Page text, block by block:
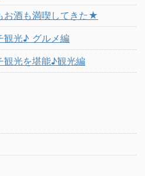
お酒も満喫してきた★
観光♪ グルメ編
観光を堪能♪観光編